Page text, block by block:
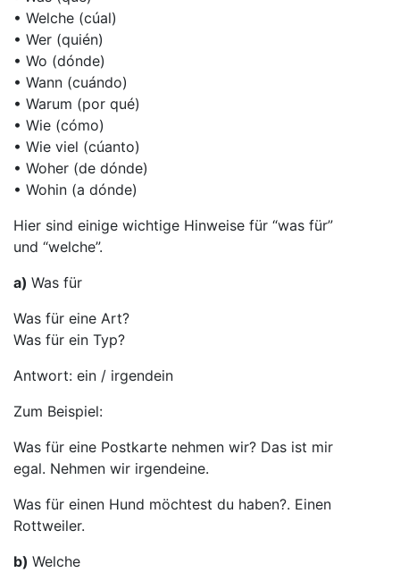
• Welche (cúal)
• Wer (quién)
• Wo (dónde)
• Wann (cuándo)
• Warum (por qué)
• Wie (cómo)
• Wie viel (cúanto)
• Woher (de dónde)
• Wohin (a dónde)
Hier sind einige wichtige Hinweise für “was für”
und “welche”.
a) Was für
Was für eine Art?
Was für ein Typ?
Antwort: ein / irgendein
Zum Beispiel:
Was für eine Postkarte nehmen wir? Das ist mir
egal. Nehmen wir irgendeine.
Was für einen Hund möchtest du haben?. Einen
Rottweiler.
b) Welche